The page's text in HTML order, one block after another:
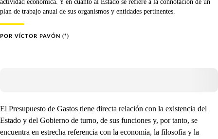
plan de trabajo anual de sus organismos y entidades pertinentes.
POR VÍCTOR PAVÓN (*)
El Presupuesto de Gastos tiene directa relación con la existencia del
Estado y del Gobierno de turno, de sus funciones y, por tanto, se
encuentra en estrecha referencia con la economía, la filosofía y la